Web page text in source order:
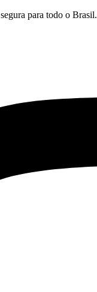
para todo o Brasil.